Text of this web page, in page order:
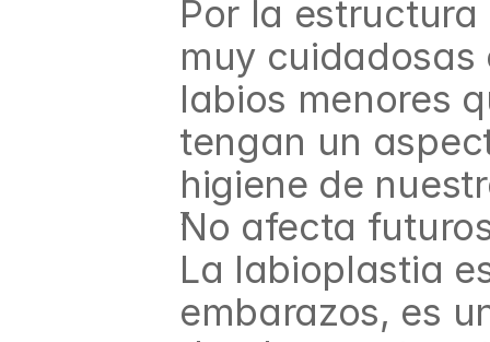
Por la
muy cuidadosas
labios menores
tengan un
higiene de
No afecta
La labioplastia
embarazos, es